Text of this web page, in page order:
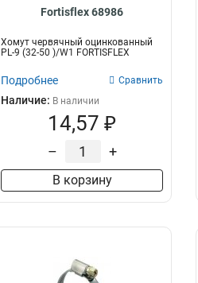
Fortisflex 68986
Хомут червячный оцинкованный
PL-9 (32-50 )/W1 FORTISFLEX
Подробнее Сравнить
Наличие: В наличии
14,57 ₽
– +
В корзину